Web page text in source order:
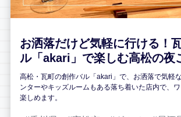
お洒落だけど気軽に行ける！
ル「akari」で楽しむ高松の夜
高松・瓦町の創作バル「akari」で、お洒落で気軽
ンターやキッズルームもある落ち着いた店内で、
楽しめます。